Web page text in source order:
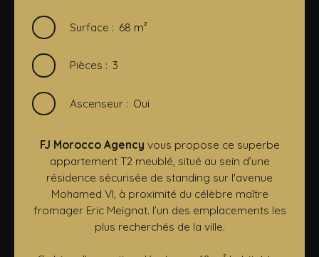
Surface : 68 m²
Pièces : 3
Ascenseur : Oui
FJ Morocco Agency vous propose ce superbe
appartement T2 meublé, situé au sein d’une
résidence sécurisée de standing sur l'avenue
Mohamed VI, à proximité du célèbre maître
fromager Eric Meignat. l’un des emplacements les
plus recherchés de la ville.